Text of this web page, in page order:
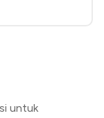
untuk